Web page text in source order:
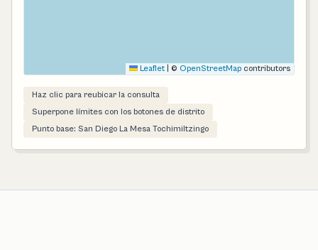
Leaflet © OpenStreetMap contributors
Haz clic para reubicar la consulta
Superpone límites con los botones de distrito
Punto base: San Diego La Mesa Tochimiltzingo